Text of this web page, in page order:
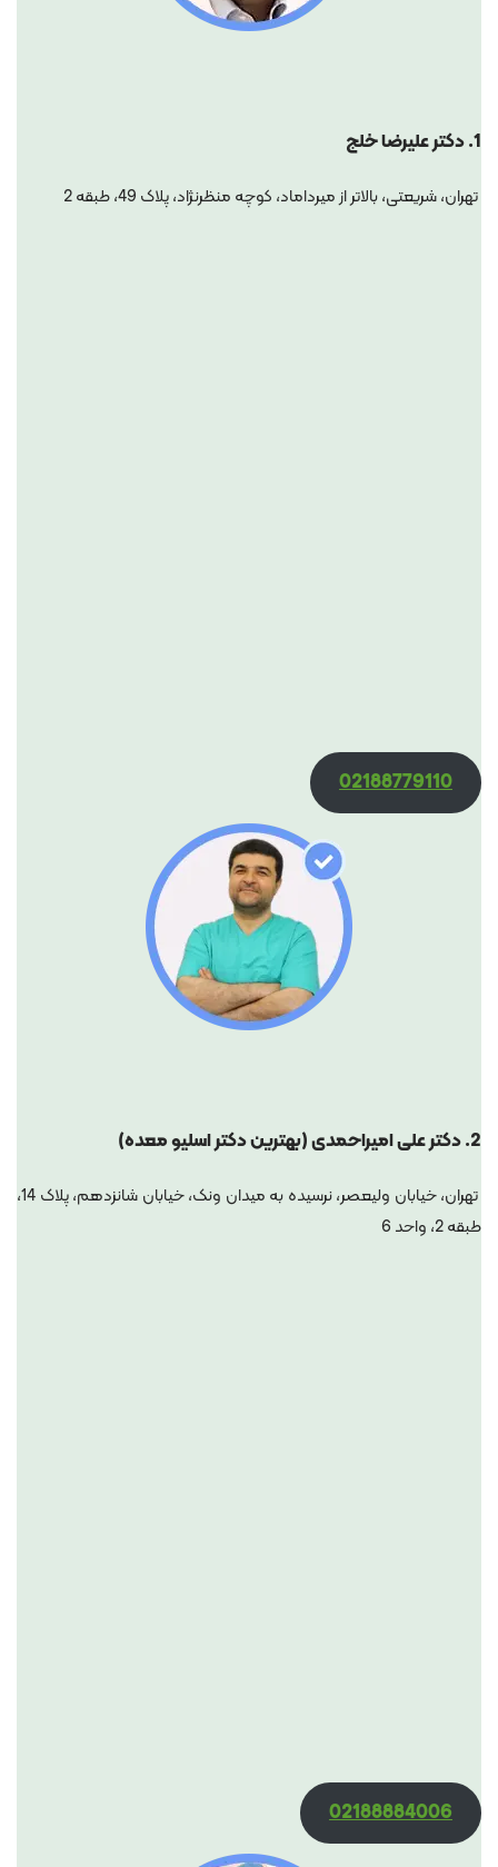
1. دکتر علیرضا خلج
تهران، شریعتی، بالاتر از میرداماد، کوچه منظرنژاد، پلاک 49، طبقه 2
02188779110
2. دکترعلی امیراحمدی (بهترین دکتر اسلیو معده)
تهران، خیابان ولیعصر، نرسیده به میدان ونک، خیابان شانزدهم، پلاک 14،
طبقه 2، واحد 6
02188884006